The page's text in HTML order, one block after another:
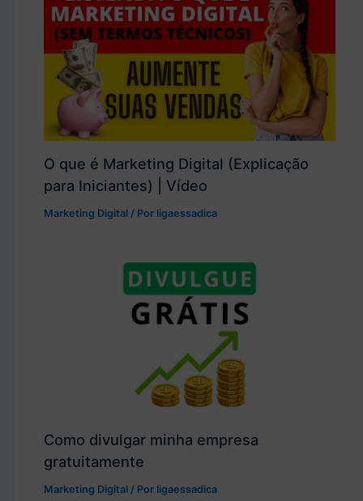
O que é Marketing Digital (Explicação
para Iniciantes) | Vídeo
Marketing Digital / Por ligaessadica
Como divulgar minha empresa
gratuitamente
Marketing Digital / Por ligaessadica